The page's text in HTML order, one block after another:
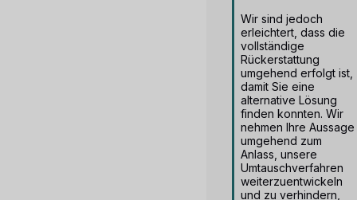
Wir sind jedoch
erleichtert, dass die
vollständige
Rückerstattung
umgehend erfolgt ist,
damit Sie eine
alternative Lösung
finden konnten. Wir
nehmen Ihre Aussage
umgehend zum
Anlass, unsere
Umtauschverfahren
weiterzuentwickeln
und zu verhindern,